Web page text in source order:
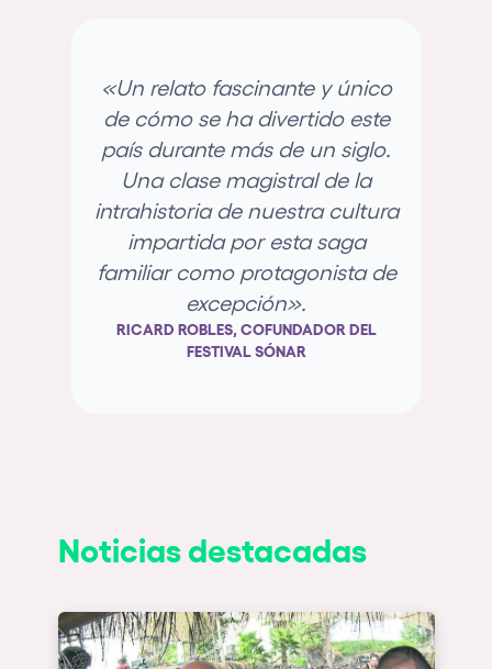
«Un relato fascinante y único
de cómo se ha divertido este
país durante más de un siglo.
Una clase magistral de la
intrahistoria de nuestra cultura
impartida por esta saga
familiar como protagonista de
excepción».
RICARD ROBLES, COFUNDADOR DEL
FESTIVAL SÓNAR
Noticias destacadas